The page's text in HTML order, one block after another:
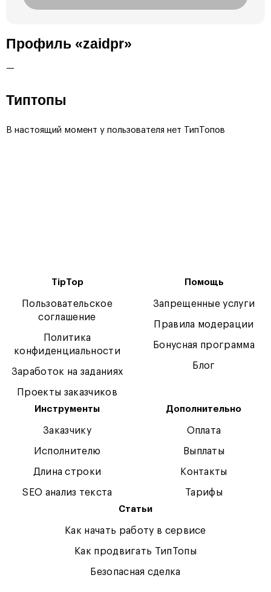
Профиль «zaidpr»
—
Типтопы
В настоящий момент у пользователя нет ТипТопов
TipTop
Пользовательское
соглашение
Политика
конфиденциальности
Заработок на заданиях
Проекты заказчиков
Помощь
Запрещенные услуги
Правила модерации
Бонусная программа
Блог
Инструменты
Заказчику
Исполнителю
Длина строки
SEO анализ текста
Дополнительно
Оплата
Выплаты
Контакты
Тарифы
Статьи
Как начать работу в сервисе
Как продвигать ТипТопы
Безопасная сделка